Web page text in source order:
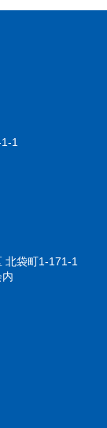
1
北袋町1-171-1